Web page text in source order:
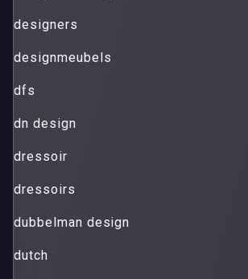
designers
designmeubels
dfs
dn design
dressoir
dressoirs
dubbelman design
dutch